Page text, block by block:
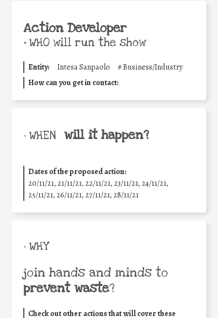
Action Developer
•WHO will run the show
Entity: Intesa Sanpaolo #Business/Industry
How can you get in contact:
• WHEN will it happen?
Dates of the proposed action:
20/11/21, 21/11/21, 22/11/21, 23/11/21, 24/11/21,
25/11/21, 26/11/21, 27/11/21, 28/11/21
• WHY
join hands and minds to
prevent waste?
Check out other actions that will cover these